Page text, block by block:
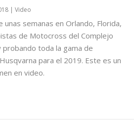
| Video
unas semanas en Orlando, Florida,
de Motocross del Complejo
probando toda la gama de
para el 2019. Este es un
en video.